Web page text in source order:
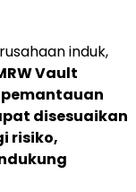
induk,
Vault
disesuaikan
risiko,